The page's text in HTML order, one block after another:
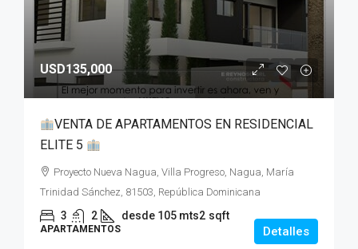
USD135,000
VENTA DE APARTAMENTOS EN RESIDENCIAL
ELITE 5
Proyecto Nueva Nagua, Villa Progreso, Nagua, María
Trinidad Sánchez, 81503, República Dominicana
3 2 desde 105 mts2 sqft
APARTAMENTOS Detalles